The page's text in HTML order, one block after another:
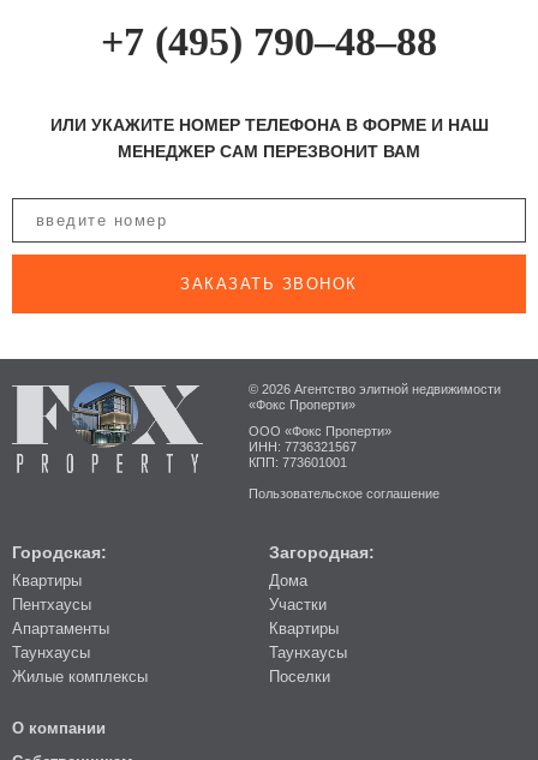
+7 (495) 790–48–88
ИЛИ УКАЖИТЕ НОМЕР ТЕЛЕФОНА В ФОРМЕ И НАШ
МЕНЕДЖЕР САМ ПЕРЕЗВОНИТ ВАМ
ЗАКАЗАТЬ ЗВОНОК
© 2026 Агентство элитной недвижимости
«Фокс Проперти»
ООО «Фокс Проперти»
ИНН: 7736321567
КПП: 773601001
Пользовательское соглашение
Городская:
Квартиры
Пентхаусы
Апартаменты
Таунхаусы
Жилые комплексы
Загородная:
Дома
Участки
Квартиры
Таунхаусы
Поселки
О компании